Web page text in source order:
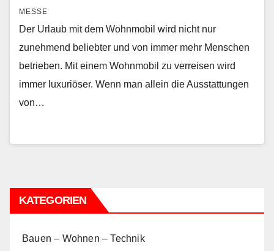
MESSE
Der Urlaub mit dem Wohnmobil wird nicht nur
zunehmend beliebter und von immer mehr Menschen
betrieben. Mit einem Wohnmobil zu verreisen wird
immer luxuriöser. Wenn man allein die Ausstattungen
von…
KATEGORIEN
Bauen – Wohnen – Technik